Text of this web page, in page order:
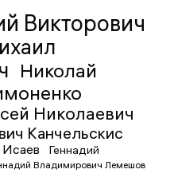
Викторович
Николай
Николаевич
Канчельскис
Исаев
Геннадий
Владимирович Лемешов